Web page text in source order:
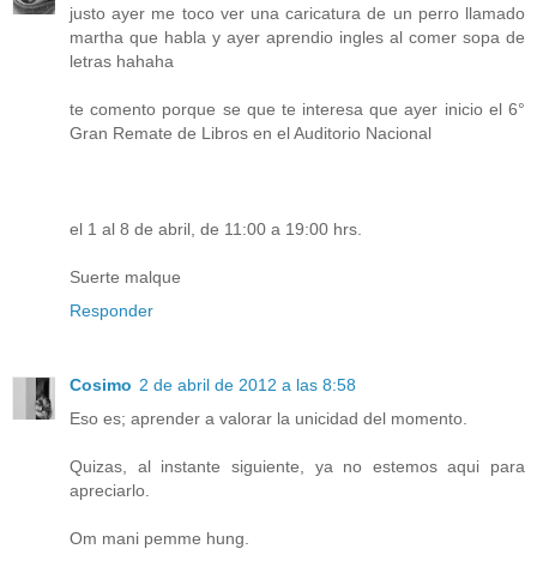
justo ayer me toco ver una caricatura de un perro llamado
martha que habla y ayer aprendio ingles al comer sopa de
letras hahaha
te comento porque se que te interesa que ayer inicio el 6°
Gran Remate de Libros en el Auditorio Nacional
el 1 al 8 de abril, de 11:00 a 19:00 hrs.
Suerte malque
Responder
Cosimo 2 de abril de 2012 a las 8:58
Eso es; aprender a valorar la unicidad del momento.
Quizas, al instante siguiente, ya no estemos aqui para
apreciarlo.
Om mani pemme hung.